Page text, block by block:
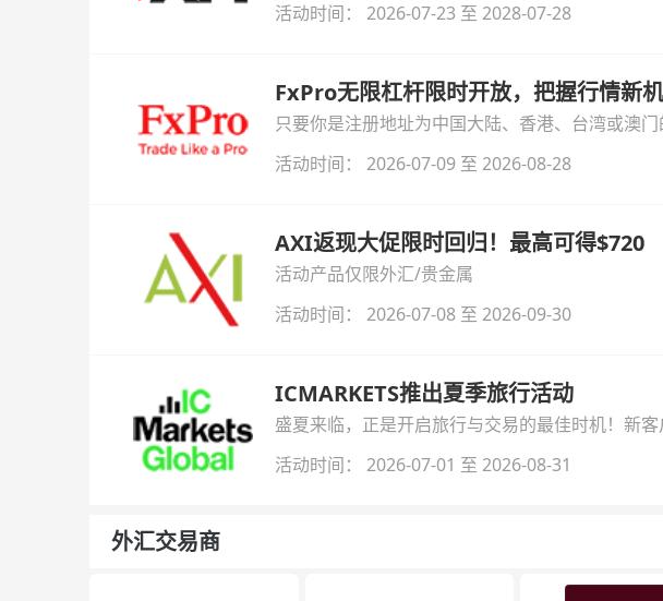
活动时间： 2026-07-23 至 2028-07-28
FxPro无限杠杆限时开放，把握行情新
只要你是注册地址为中国大陆、香港、台湾或澳
自动解锁无限倍杠杆福利，无需额外复杂操作。
活动时间： 2026-07-09 至 2026-08-28
AXI返现大促限时回归！最高可得$720
活动产品仅限外汇/贵金属
活动时间： 2026-07-08 至 2026-09-30
ICMARKETS推出夏季旅行活动
盛夏来临，正是开启旅行与交易的最佳时机！新
金即可参与！
活动时间： 2026-07-01 至 2026-08-31
外汇交易商